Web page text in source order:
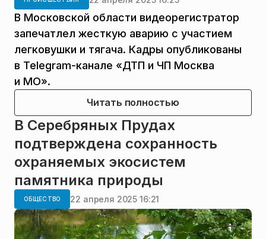
В Московской области видеорегистратор
запечатлел жесткую аварию с участием
легковушки и тягача. Кадры опубликованы
в Telegram-канале «ДТП и ЧП Москва
и МО».
Читать полностью
В Серебряных Прудах
подтверждена сохранность
охраняемых экосистем
памятника природы
ОБЩЕСТВО 22 апреля 2025 16:21